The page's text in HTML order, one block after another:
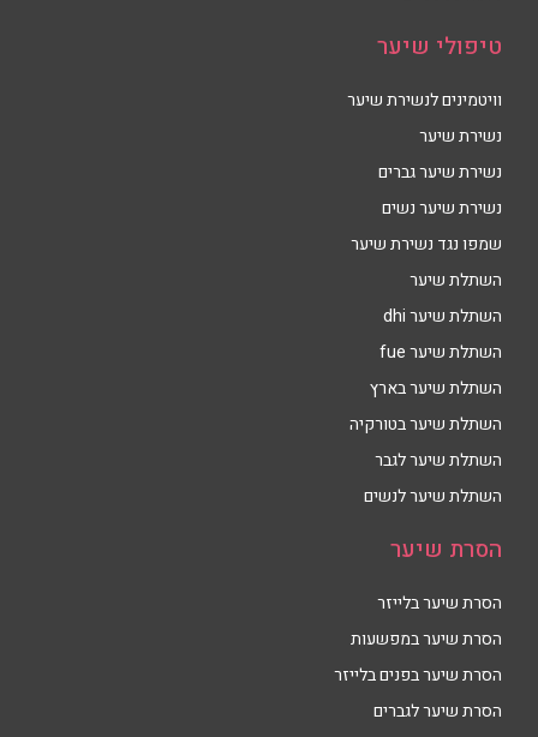
טיפולי שיער
וויטמינים לנשירת שיער
נשירת שיער
נשירת שיער גברים
נשירת שיער נשים
שמפו נגד נשירת שיער
השתלת שיער
השתלת שיער dhi
השתלת שיער fue
השתלת שיער בארץ
השתלת שיער בטורקיה
השתלת שיער לגבר
השתלת שיער לנשים
הסרת שיער
הסרת שיער בלייזר
הסרת שיער במפשעות
הסרת שיער בפנים בלייזר
הסרת שיער לגברים